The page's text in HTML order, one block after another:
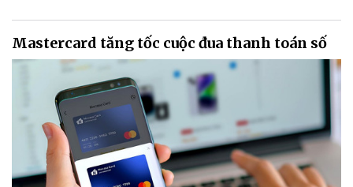
Mastercard tăng tốc cuộc đua thanh toán số